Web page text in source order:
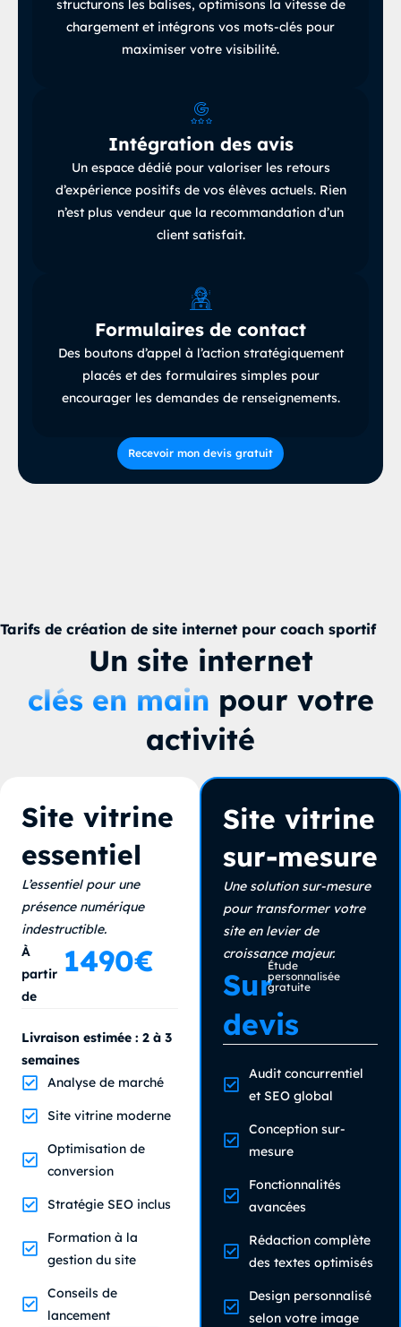
structurons les balises, optimisons la vitesse de
chargement et intégrons vos mots-clés pour
maximiser votre visibilité.
Intégration des avis
Un espace dédié pour valoriser les retours
d’expérience positifs de vos élèves actuels. Rien
n’est plus vendeur que la recommandation d’un
client satisfait.
Formulaires de contact
Des boutons d’appel à l’action stratégiquement
placés et des formulaires simples pour
encourager les demandes de renseignements.
Recevoir mon devis gratuit
Tarifs de création de site internet pour coach sportif
Un site internet
clés en main pour votre
activité
Site vitrine
essentiel
L’essentiel pour une
présence numérique
indestructible.
À
partir
de
1490€
Analyse de marché
Site vitrine moderne
Optimisation de
conversion
Stratégie SEO inclus
Formation à la
gestion du site
Conseils de
lancement
Livraison estimée : 2 à 3
semaines
Site vitrine
sur-mesure
Une solution sur-mesure
pour transformer votre
site en levier de
croissance majeur.
Sur
devis
Étude
personnalisée
gratuite
Audit concurrentiel
et SEO global
Conception sur-
mesure
Fonctionnalités
avancées
Rédaction complète
des textes optimisés
Design personnalisé
selon votre image